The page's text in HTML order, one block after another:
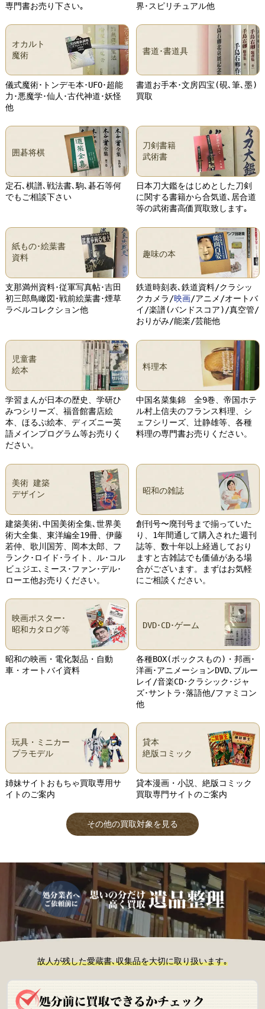
専門書お売り下さい｡
界･スピリチュアル他
オカルト
魔術
儀式魔術･トンデモ本･UFO･超能
力･悪魔学･仙人･古代神道･妖怪
他
書道･書道具
書道お手本･文房四宝(硯､筆､墨)
買取
囲碁将棋
定石､棋譜､戦法書､駒､碁石等何
でもご相談下さい
刀剣書籍
武術書
日本刀大鑑をはじめとした刀剣
に関する書籍から合気道､居合道
等の武術書高価買取致します｡
紙もの･絵葉書
資料
支那満州資料･従軍写真帖･吉田
初三郎鳥瞰図･戦前絵葉書･煙草
ラベルコレクション他
趣味の本
鉄道時刻表､鉄道資料/クラシッ
クカメラ/映画/アニメ/オートバ
イ/楽譜(バンドスコア)/真空管/
おりがみ/能楽/芸能他
児童書
絵本
学習まんが日本の歴史、学研ひ
みつシリーズ、福音館書店絵
本、ほるぷ絵本、ディズニー英
語メインプログラム等お売りく
ださい。
料理本
中国名菜集錦 全9巻、帝国ホテ
ル村上信夫のフランス料理、シ
ェフシリーズ、辻静雄等、各種
料理の専門書お売りください。
美術 建築
デザイン
建築美術､中国美術全集､世界美
術大全集、東洋編全19冊、伊藤
若仲、歌川国芳、岡本太郎、フ
ランク･ロイド･ライト、ル･コル
ビュジエ､ミース･ファン･デル･
ローエ他お売りください。
昭和の雑誌
創刊号〜廃刊号まで揃っていた
り、1年間通して購入された週刊
誌等、数十年以上経過しており
ますと古雑誌でも価値がある場
合がございます。まずはお気軽
にご相談ください。
映画ポスター･
昭和カタログ等
昭和の映画・電化製品・自動
車・オートバイ資料
DVD･CD･ゲーム
各種BOX(ボックスもの)・邦画･
洋画･アニメーションDVD､ブルー
レイ/音楽CD･クラシック･ジャ
ズ･サントラ･落語他/ファミコン
他
玩具・ミニカー
プラモデル
姉妹サイトおもちゃ買取専用サ
イトのご案内
貸本
絶版コミック
貸本漫画・小説、絶版コミック
買取専門サイトのご案内
その他の買取対象を見る
故人が残した愛蔵書､収集品を大切に取り扱います｡